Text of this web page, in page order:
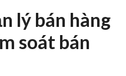
lý bán hàng
soát bán